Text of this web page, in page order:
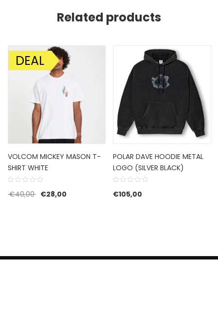
Related products
AANBIEDING!
DEAL
VOLCOM MICKEY MASON T-
SHIRT WHITE
€40,00 Oorspronkelijke prijs was: €40,00.
€28,00Huidige prijs is: €28,00.
POLAR DAVE HOODIE METAL
LOGO (SILVER BLACK)
€105,00